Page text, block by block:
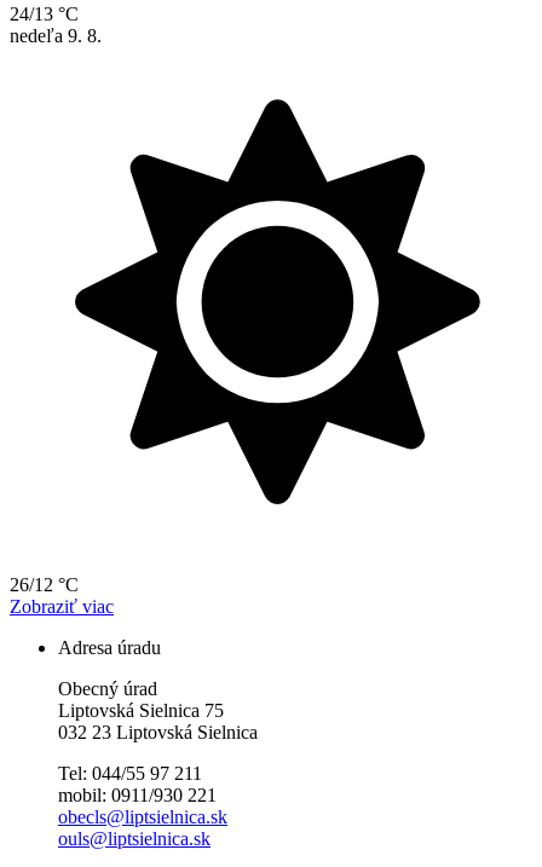
24/13 °C
nedeľa 9. 8.
26/12 °C
Zobraziť viac
Adresa úradu
Obecný úrad
Liptovská Sielnica 75
032 23 Liptovská Sielnica
Tel: 044/55 97 211
mobil: 0911/930 221
obecls@liptsielnica.sk
ouls@liptsielnica.sk